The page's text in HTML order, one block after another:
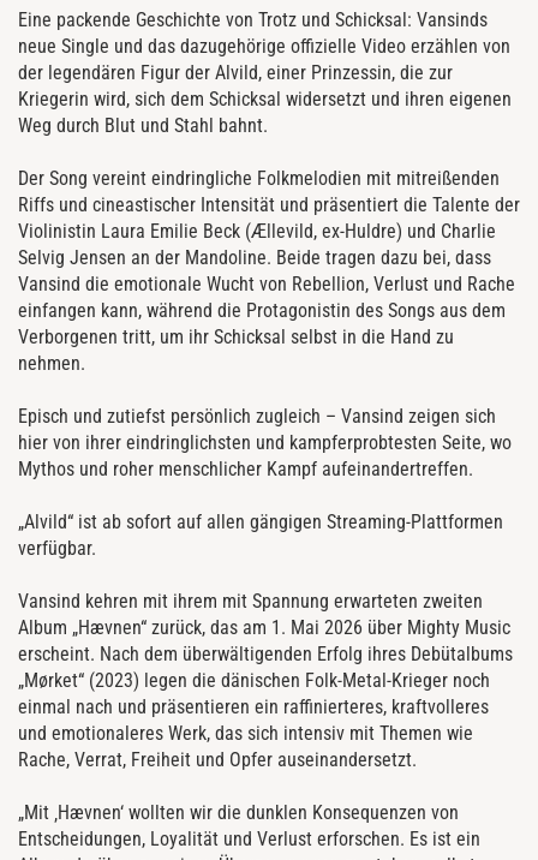
Eine packende Geschichte von Trotz und Schicksal: Vansinds
neue Single und das dazugehörige offizielle Video erzählen von
der legendären Figur der Alvild, einer Prinzessin, die zur
Kriegerin wird, sich dem Schicksal widersetzt und ihren eigenen
Weg durch Blut und Stahl bahnt.
Der Song vereint eindringliche Folkmelodien mit mitreißenden
Riffs und cineastischer Intensität und präsentiert die Talente der
Violinistin Laura Emilie Beck (Ællevild, ex-Huldre) und Charlie
Selvig Jensen an der Mandoline. Beide tragen dazu bei, dass
Vansind die emotionale Wucht von Rebellion, Verlust und Rache
einfangen kann, während die Protagonistin des Songs aus dem
Verborgenen tritt, um ihr Schicksal selbst in die Hand zu
nehmen.
Episch und zutiefst persönlich zugleich – Vansind zeigen sich
hier von ihrer eindringlichsten und kampferprobtesten Seite, wo
Mythos und roher menschlicher Kampf aufeinandertreffen.
„Alvild“ ist ab sofort auf allen gängigen Streaming-Plattformen
verfügbar.
Vansind kehren mit ihrem mit Spannung erwarteten zweiten
Album „Hævnen“ zurück, das am 1. Mai 2026 über Mighty Music
erscheint. Nach dem überwältigenden Erfolg ihres Debütalbums
„Mørket“ (2023) legen die dänischen Folk-Metal-Krieger noch
einmal nach und präsentieren ein raffinierteres, kraftvolleres
und emotionaleres Werk, das sich intensiv mit Themen wie
Rache, Verrat, Freiheit und Opfer auseinandersetzt.
„Mit ‚Hævnen‘ wollten wir die dunklen Konsequenzen von
Entscheidungen, Loyalität und Verlust erforschen. Es ist ein